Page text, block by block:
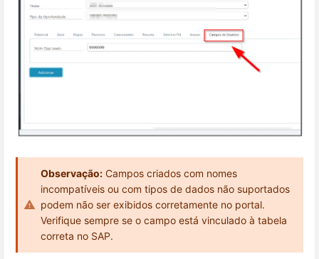
Observação: Campos criados com nomes
incompatíveis ou com tipos de dados não suportados
podem não ser exibidos corretamente no portal.
Verifique sempre se o campo está vinculado à tabela
correta no SAP.